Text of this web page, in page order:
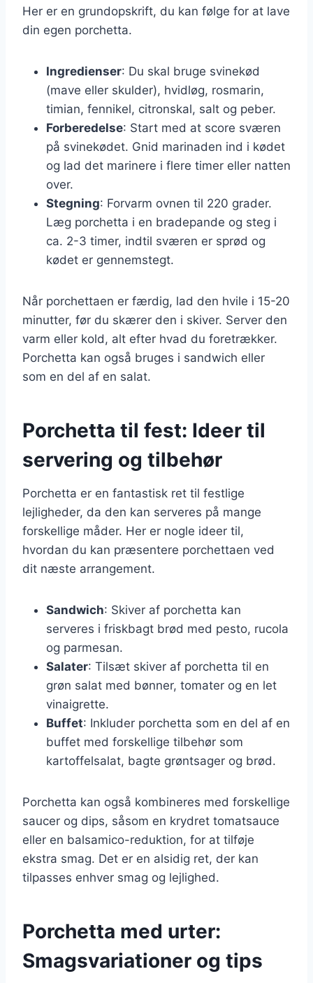
Her er en grundopskrift, du kan følge for at lave
din egen porchetta.
Ingredienser: Du skal bruge svinekød
(mave eller skulder), hvidløg, rosmarin,
timian, fennikel, citronskal, salt og peber.
Forberedelse: Start med at score sværen
på svinekødet. Gnid marinaden ind i kødet
og lad det marinere i flere timer eller natten
over.
Stegning: Forvarm ovnen til 220 grader.
Læg porchetta i en bradepande og steg i
ca. 2-3 timer, indtil sværen er sprød og
kødet er gennemstegt.
Når porchettaen er færdig, lad den hvile i 15-20
minutter, før du skærer den i skiver. Server den
varm eller kold, alt efter hvad du foretrækker.
Porchetta kan også bruges i sandwich eller
som en del af en salat.
Porchetta til fest: Ideer til
servering og tilbehør
Porchetta er en fantastisk ret til festlige
lejligheder, da den kan serveres på mange
forskellige måder. Her er nogle ideer til,
hvordan du kan præsentere porchettaen ved
dit næste arrangement.
Sandwich: Skiver af porchetta kan
serveres i friskbagt brød med pesto, rucola
og parmesan.
Salater: Tilsæt skiver af porchetta til en
grøn salat med bønner, tomater og en let
vinaigrette.
Buffet: Inkluder porchetta som en del af en
buffet med forskellige tilbehør som
kartoffelsalat, bagte grøntsager og brød.
Porchetta kan også kombineres med forskellige
saucer og dips, såsom en krydret tomatsauce
eller en balsamico-reduktion, for at tilføje
ekstra smag. Det er en alsidig ret, der kan
tilpasses enhver smag og lejlighed.
Porchetta med urter:
Smagsvariationer og tips